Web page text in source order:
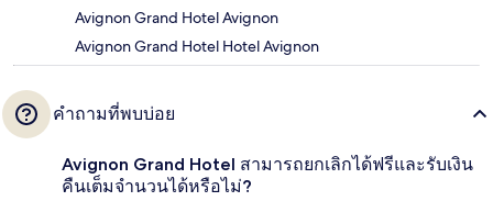
Avignon Grand Hotel Avignon
Avignon Grand Hotel Hotel Avignon
คำถามที่พบบ่อย
Avignon Grand Hotel สามารถยกเลิกได้ฟรีและรับเงิน
คืนเต็มจำนวนได้หรือไม่?